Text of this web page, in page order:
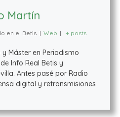
Martín
en el Betis | Web | + posts
Máster en Periodismo
Info Real Betis y
Antes pasé por Radio
digital y retransmisiones